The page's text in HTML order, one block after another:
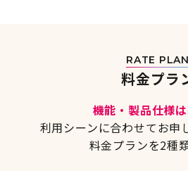
RATE PLAN
料金プラ
機能・製品仕様は
利用シーンに合わせてお申
料金プランを2種